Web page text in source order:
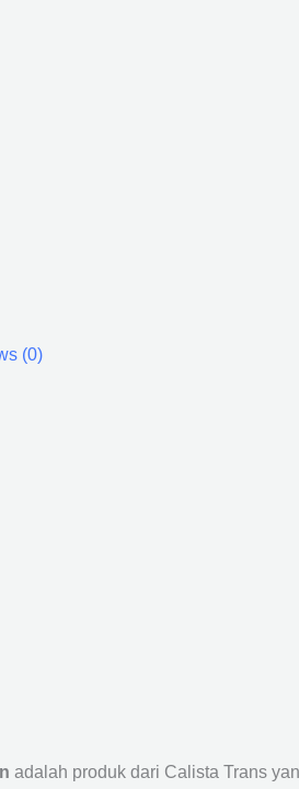
(0)
adalah produk dari Calista Trans